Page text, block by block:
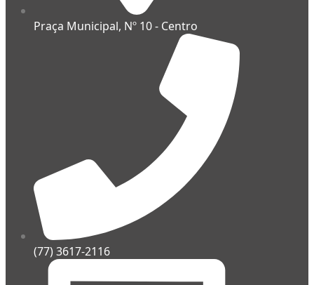
Praça Municipal, Nº 10 - Centro
(77) 3617-2116